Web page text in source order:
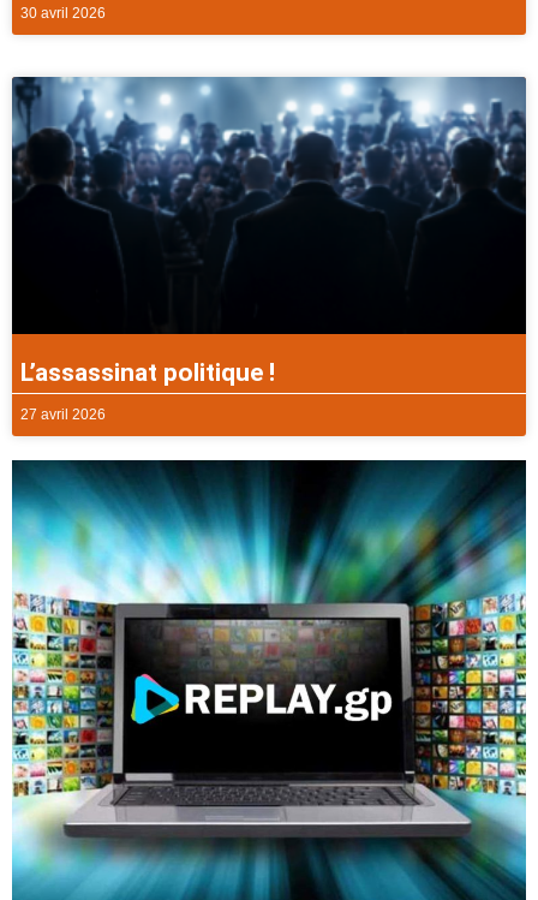
30 avril 2026
L’assassinat politique !
27 avril 2026